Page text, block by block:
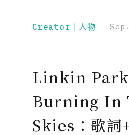
Creator｜人物
Linkin
Burning In
Skies：歌詞